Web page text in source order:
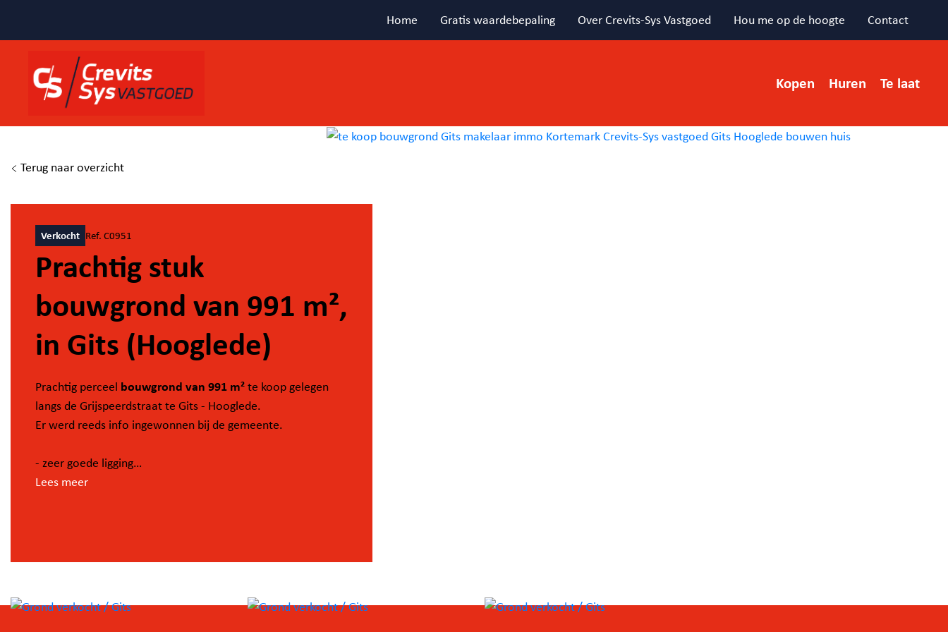
Home Gratis waardebepaling Over Crevits-Sys Vastgoed Hou me op de hoogte Contact
Kopen Huren Te laat
Terug naar overzicht
Verkocht Ref. C0951
Prachtig stuk
bouwgrond van 991 m²,
in Gits (Hooglede)
Prachtig perceel bouwgrond van 991 m²te koop gelegen
langs de Grijspeerdstraat te Gits - Hooglede.
Er werd reeds info ingewonnen bij de gemeente.
- zeer goede ligging
- geschikt voor een alleenstaande woning
deze bouwgrond? Aarzel niet en bel Jill 0470/665.881
Lees meer